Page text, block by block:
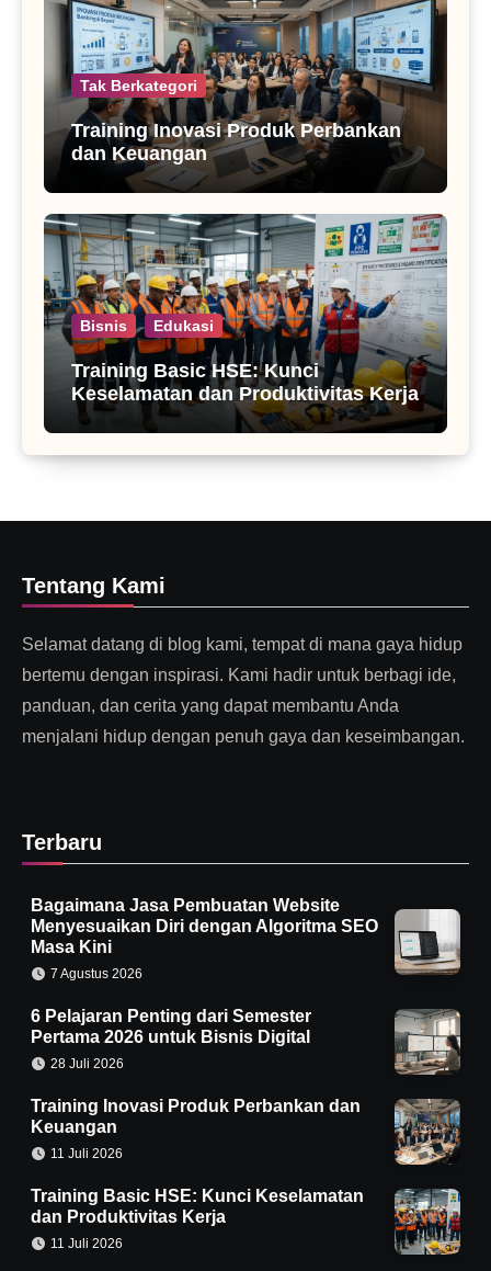
Tak Berkategori
Training Inovasi Produk Perbankan
dan Keuangan
Bisnis Edukasi
Training Basic HSE: Kunci
Keselamatan dan Produktivitas Kerja
Tentang Kami
Selamat datang di blog kami, tempat di mana gaya hidup
bertemu dengan inspirasi. Kami hadir untuk berbagi ide,
panduan, dan cerita yang dapat membantu Anda
menjalani hidup dengan penuh gaya dan keseimbangan.
Terbaru
Bagaimana Jasa Pembuatan Website
Menyesuaikan Diri dengan Algoritma SEO
Masa Kini
7 Agustus 2026
6 Pelajaran Penting dari Semester
Pertama 2026 untuk Bisnis Digital
28 Juli 2026
Training Inovasi Produk Perbankan dan
Keuangan
11 Juli 2026
Training Basic HSE: Kunci Keselamatan
dan Produktivitas Kerja
11 Juli 2026